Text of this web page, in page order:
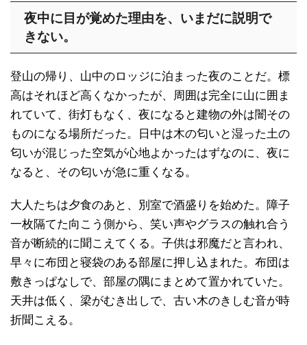
夜中に目が覚めた理由を、いまだに説明で
きない。
登山の帰り、山中のロッジに泊まった夜のことだ。標
高はそれほど高くなかったが、周囲は完全に山に囲ま
れていて、街灯もなく、夜になると建物の外は闇その
ものになる場所だった。日中は木の匂いと湿った土の
匂いが混じった空気が心地よかったはずなのに、夜に
なると、その匂いが急に重くなる。
大人たちは夕食のあと、別室で酒盛りを始めた。障子
一枚隔てた向こう側から、笑い声やグラスの触れ合う
音が断続的に聞こえてくる。子供は邪魔だと言われ、
早々に布団と寝袋のある部屋に押し込まれた。布団は
敷きっぱなしで、部屋の隅にまとめて置かれていた。
天井は低く、梁がむき出しで、古い木のきしむ音が時
折聞こえる。